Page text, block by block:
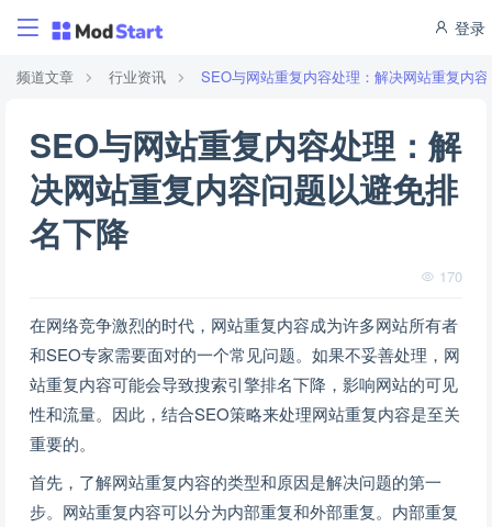
登录
频道文章 行业资讯 SEO与网站重复内容处理：解决网站重复内
SEO与网站重复内容处理：解
决网站重复内容问题以避免排
名下降
170
在网络竞争激烈的时代，网站重复内容成为许多网站所有者
和SEO专家需要面对的一个常见问题。如果不妥善处理，网
站重复内容可能会导致搜索引擎排名下降，影响网站的可见
性和流量。因此，结合SEO策略来处理网站重复内容是至关
重要的。
首先，了解网站重复内容的类型和原因是解决问题的第一
步。网站重复内容可以分为内部重复和外部重复。内部重复